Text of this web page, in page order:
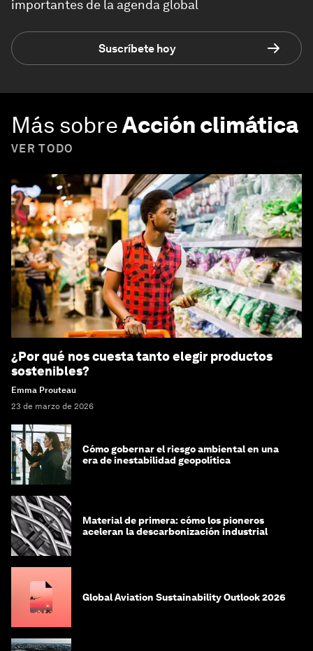
importantes de la agenda global
Suscríbete hoy
Más sobreAcción climática
VER TODO
¿Por qué nos cuesta tanto elegir productos
sostenibles?
Emma Prouteau
23 de marzo de 2026
Cómo gobernar el riesgo ambiental en una
era de inestabilidad geopolítica
Material de primera: cómo los pioneros
aceleran la descarbonización industrial
Global Aviation Sustainability Outlook 2026